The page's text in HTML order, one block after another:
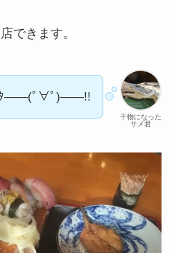
できます。
干物になった
サメ君
――(ﾟ∀ﾟ)――!!